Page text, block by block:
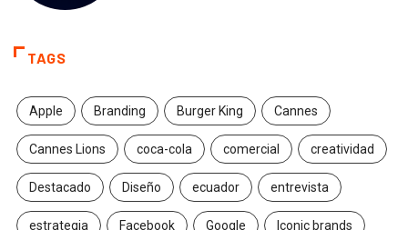
TAGS
Apple Branding Burger King Cannes
Cannes Lions coca-cola comercial creatividad
Destacado Diseño ecuador entrevista
estrategia Facebook Google Iconic brands